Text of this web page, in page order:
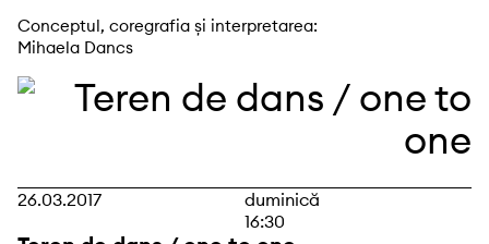
Conceptul, coregrafia și interpretarea:
Mihaela Dancs
26.03.2017
duminică
16:30